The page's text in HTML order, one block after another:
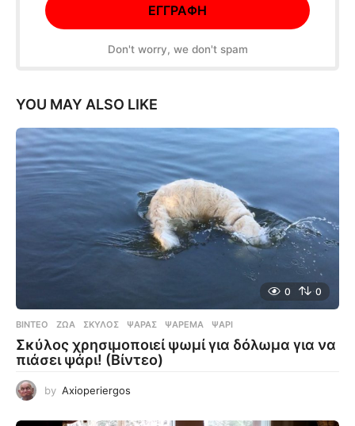
Don't worry, we don't spam
YOU MAY ALSO LIKE
0 0
ΒΊΝΤΕΟ ΖΏΑ ,ΣΚΎΛΟΣ ,ΨΑΡΆΣ ,ΨΆΡΕΜΑ ,ΨΆΡΙ
Σκύλος χρησιμοποιεί ψωμί για δόλωμα για να
πιάσει ψάρι! (Βίντεο)
by Axioperiergos